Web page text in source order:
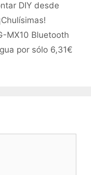
DIY desde
MX10 Bluetooth
por sólo 6,31€